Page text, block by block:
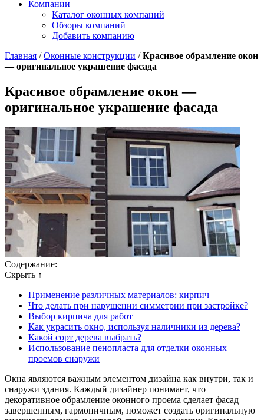
Компании
Каталог оконных компаний
Обзоры компаний
Добавить компанию
Главная /Оконные конструкции /Красивое обрамление окон
— оригинальное украшение фасада
Красивое обрамление окон —
оригинальное украшение фасада
Содержание:
Скрыть ↑
Применение различных материалов: кирпич
Что делать при нарушении симметрии при застройке?
Выбор кирпича для работ
Как украсить окно, используя наличники из дерева?
Какой сорт дерева выбрать?
Использование пенопласта для отделки оконных
проемов снаружи
Окна являются важным элементом дизайна как внутри, так и
снаружи здания. Каждый дизайнер понимает, что
декоративное обрамление оконного проема сделает фасад
завершенным, гармоничным, поможет создать оригинальную